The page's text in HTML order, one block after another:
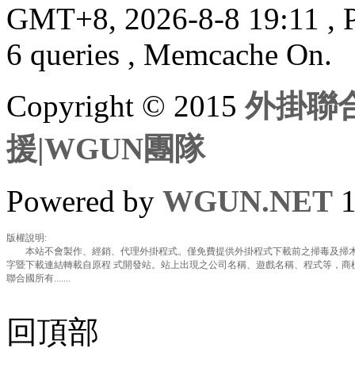
GMT+8, 2026-8-8 19:11 ,
6 queries , Memcache On.
Copyright © 2015外掛聯
援|WGUN團隊
Powered by WGUN.NET
版權說明:
本站不會製作、經銷、代理外掛程式。僅免費提供外掛程式下載前之掃毒及掃
字暨下載連結轉載自原程 式開發站。站上出現之公司名稱、遊戲名稱、程式等，
聯合國所有.......
回頂部